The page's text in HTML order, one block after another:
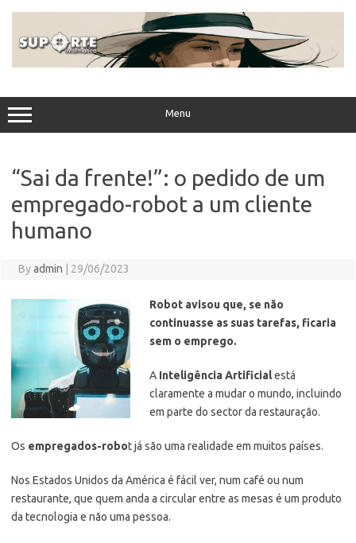
Menu
“Sai da frente!”: o pedido de um
empregado-robot a um cliente
humano
Byadmin 29/06/2023
Robot avisou que, se não
continuasse as suas tarefas, ficaria
sem o emprego.
A Inteligência Artificialestá
claramente a mudar o mundo, incluindo
em parte do sector da restauração.
Os empregados-robot já são uma realidade em muitos países.
Nos Estados Unidos da América é fácil ver, num café ou num
restaurante, que quem anda a circular entre as mesas é um produto
da tecnologia e não uma pessoa.